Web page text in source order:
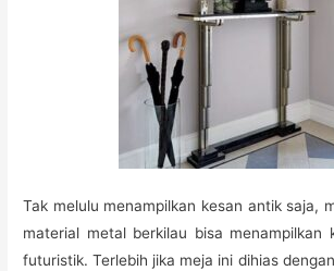
Tak melulu menampilkan kesan antik saja,
material metal berkilau bisa menampilkan
futuristik. Terlebih jika meja ini dihias